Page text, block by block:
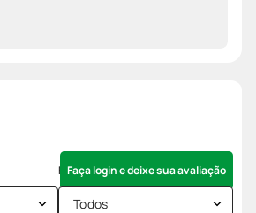
Faça login e deixe sua avaliação
Todos